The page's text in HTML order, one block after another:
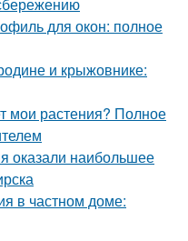
для окон: полное
и крыжовнике:
мои растения? Полное
оказали наибольшее
в частном доме: